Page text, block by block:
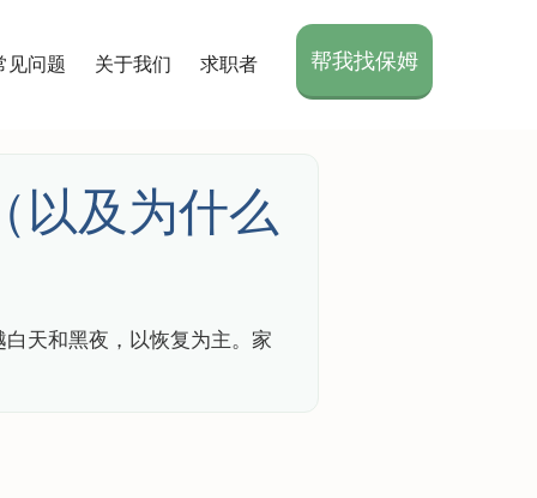
见问题 关于我们 求职者 帮我找保姆
以及为什么
天和黑夜，以恢复为主。家